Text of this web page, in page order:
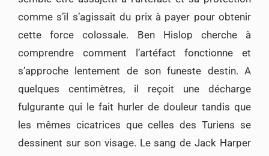
comme s’il s’agissait du prix à payer pour obtenir
cette force colossale. Ben Hislop cherche à
comprendre comment l’artéfact fonctionne et
s’approche lentement de son funeste destin. A
quelques centimètres, il reçoit une décharge
fulgurante qui le fait hurler de douleur tandis que
les mêmes cicatrices que celles des Turiens se
dessinent sur son visage. Le sang de Jack Harper